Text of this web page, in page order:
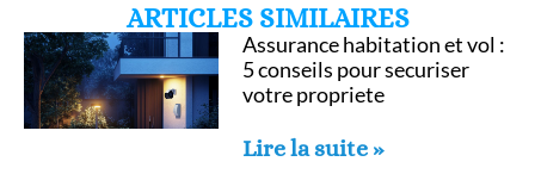
ARTICLES SIMILAIRES
Assurance habitation et vol :
5 conseils pour securiser
votre propriete
Lire la suite »